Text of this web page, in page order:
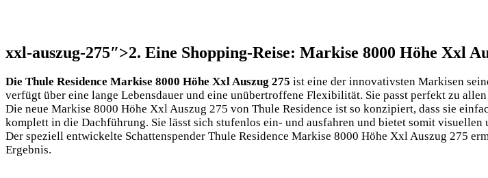
xxl-auszug-275″>2. Eine Shopping-Reise: Markise 8000 Höhe Xxl
Die Thule Residence Markise 8000 Höhe Xxl Auszug 275 ist eine der innovativsten Markisen
verfügt über eine lange Lebensdauer und eine unübertroffene Flexibilität. Sie passt perfekt zu
Die neue Markise 8000 Höhe Xxl Auszug 275 von Thule Residence ist so konzipiert, dass sie
komplett in die Dachführung. Sie lässt sich stufenlos ein- und ausfahren und bietet somit visuellen
Der speziell entwickelte Schattenspender Thule Residence Markise 8000 Höhe Xxl Auszug 275
Ergebnis.